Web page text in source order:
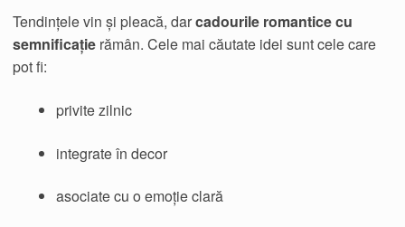
Tendințele vin și pleacă, darcadourile romantice cu
semnificație rămân. Cele mai căutate idei sunt cele care
pot fi:
privite zilnic
integrate în decor
asociate cu o emoție clară